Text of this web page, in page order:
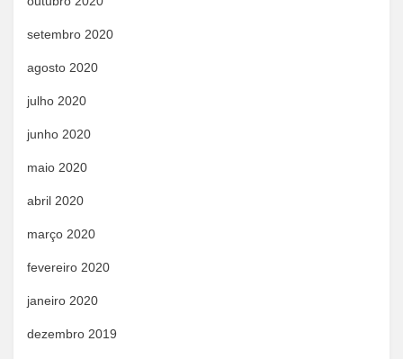
setembro 2020
agosto 2020
julho 2020
junho 2020
maio 2020
abril 2020
março 2020
fevereiro 2020
janeiro 2020
dezembro 2019